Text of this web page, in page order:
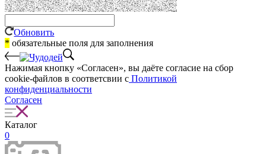
Обновить
* обязательные поля для заполнения
Нажимая кнопку «Согласен», вы даёте cогласие на сбор
cookie-файлов в соответсвии с Политикой
конфиденциальности
Согласен
Каталог
0